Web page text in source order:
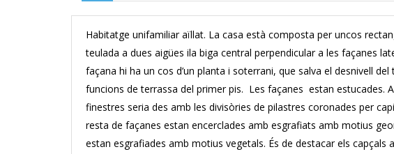
Habitatge unifamiliar aïllat. La casa està composta per uncos
teulada a dues aigües ila biga central perpendicular a les façanes
façana hi ha un cos d’un planta i soterrani, que salva el desnivell
funcions de terrassa del primer pis. Les façanes estan estucades.
finestres seria des amb les divisòries de pilastres coronades per
resta de façanes estan encerclades amb esgrafiats amb motius
estan esgrafiades amb motius vegetals. És de destacar els